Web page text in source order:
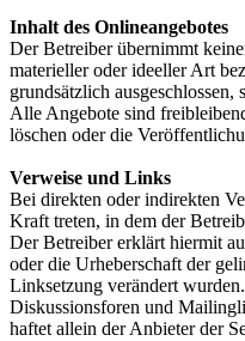
Inhalt des Onlineangebotes
Der Betreiber übernimmt
materieller oder ideeller Art
grundsätzlich
Alle Angebote sind
löschen oder die
Verweise und Links
Bei direkten oder indirekten
Kraft treten, in dem der
Der Betreiber erklärt hiermit
oder die Urheberschaft der
Linksetzung verändert
Diskussionsforen und
haftet allein der Anbieter der